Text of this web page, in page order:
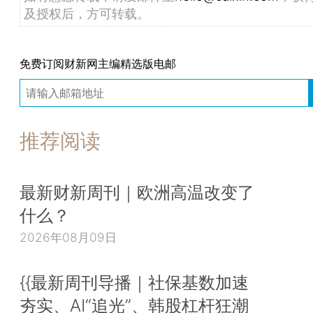
及授权后，方可转载。
免费订阅财新网主编精选版电邮
推荐阅读
最新财新周刊｜欧洲高温改变了
什么？
2026年08月09日
{{最新周刊导播｜社保基数加速
夯实、AI“追光”、韩股杠杆狂潮